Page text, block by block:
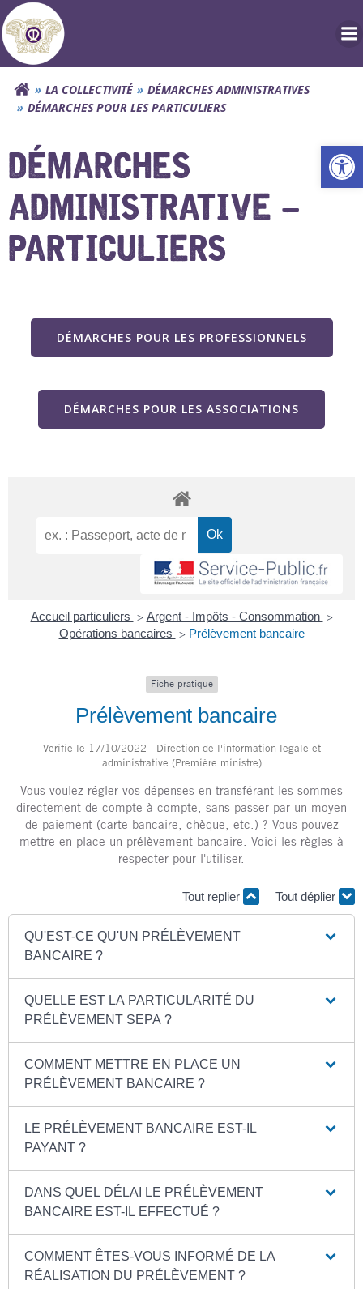
Aller
au
contenu
LA COLLECTIVITÉ
DÉMARCHES ADMINISTRATIVES
DÉMARCHES POUR LES PARTICULIERS
DÉMARCHES
ADMINISTRATIVE –
PARTICULIERS
DÉMARCHES POUR LES PROFESSIONNELS
DÉMARCHES POUR LES ASSOCIATIONS
Accueil particuliers > Argent - Impôts - Consommation >
Opérations bancaires > Prélèvement bancaire
Fiche pratique
Prélèvement bancaire
Vérifié le 17/10/2022 - Direction de l'information légale et
administrative (Première ministre)
Vous voulez régler vos dépenses en transférant les sommes
directement de compte à compte, sans passer par un moyen
de paiement (carte bancaire, chèque, etc.) ? Vous pouvez
mettre en place un prélèvement bancaire. Voici les règles à
respecter pour l'utiliser.
Tout replier Tout déplier
QU'EST-CE QU'UN PRÉLÈVEMENT
BANCAIRE ?
QUELLE EST LA PARTICULARITÉ DU
PRÉLÈVEMENT SEPA ?
COMMENT METTRE EN PLACE UN
PRÉLÈVEMENT BANCAIRE ?
LE PRÉLÈVEMENT BANCAIRE EST-IL
PAYANT ?
DANS QUEL DÉLAI LE PRÉLÈVEMENT
BANCAIRE EST-IL EFFECTUÉ ?
COMMENT ÊTES-VOUS INFORMÉ DE LA
RÉALISATION DU PRÉLÈVEMENT ?